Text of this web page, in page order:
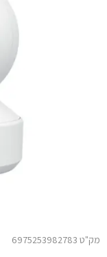
מק"ט 6975253982783